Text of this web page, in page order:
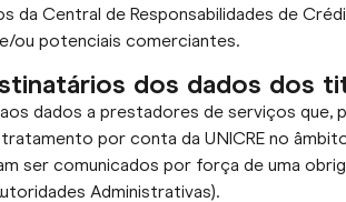
da Central de Responsabilidades de
ou potenciais comerciantes.
dos dados dos
dados a prestadores de serviços
por conta da UNICRE no
ser comunicados por força de uma
Administrativas).